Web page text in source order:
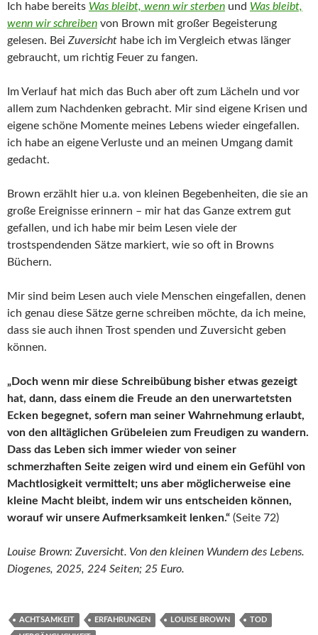
Ich habe bereits Was bleibt, wenn wir sterben und Was bleibt,
wenn wir schreiben von Brown mit großer Begeisterung
gelesen. Bei Zuversicht habe ich im Vergleich etwas länger
gebraucht, um richtig Feuer zu fangen.
Im Verlauf hat mich das Buch aber oft zum Lächeln und vor
allem zum Nachdenken gebracht. Mir sind eigene Krisen und
eigene schöne Momente meines Lebens wieder eingefallen.
ich habe an eigene Verluste und an meinen Umgang damit
gedacht.
Brown erzählt hier u.a. von kleinen Begebenheiten, die sie an
große Ereignisse erinnern – mir hat das Ganze extrem gut
gefallen, und ich habe mir beim Lesen viele der
trostspendenden Sätze markiert, wie so oft in Browns
Büchern.
Mir sind beim Lesen auch viele Menschen eingefallen, denen
ich genau diese Sätze gerne schreiben möchte, da ich meine,
dass sie auch ihnen Trost spenden und Zuversicht geben
können.
„Doch wenn mir diese Schreibübung bisher etwas gezeigt
hat, dann, dass einem die Freude an den unerwartetsten
Ecken begegnet, sofern man seiner Wahrnehmung erlaubt,
von den alltäglichen Grübeleien zum Freudigen zu wandern.
Dass das Leben sich immer wieder von seiner
schmerzhaften Seite zeigen wird und einem ein Gefühl von
Machtlosigkeit vermittelt; uns aber möglicherweise eine
kleine Macht bleibt, indem wir uns entscheiden können,
worauf wir unsere Aufmerksamkeit lenken.“ (Seite 72)
Louise Brown: Zuversicht. Von den kleinen Wundern des Lebens.
Diogenes, 2025, 224 Seiten; 25 Euro.
ACHTSAMKEIT ERFAHRUNGEN LOUISE BROWN TOD